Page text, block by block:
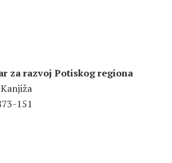
za razvoj Potiskog regiona
151